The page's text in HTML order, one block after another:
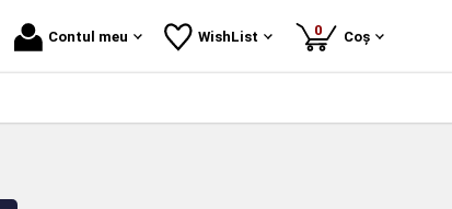
Contul meu WishList 0produse
Coș